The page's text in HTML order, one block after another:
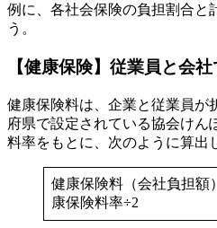
例に、各社会保険の負担割合と
う。
【健康保険】従業員と会
健康保険料は、企業と従業員が
府県で設定されている協会けん
料率をもとに、次のように算出
健康保険料（会社負担額
康保険料率÷2